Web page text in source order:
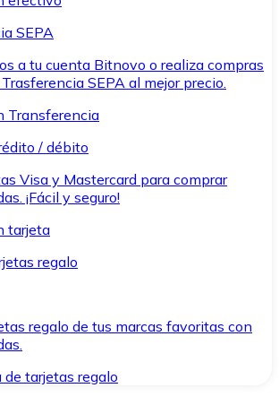
SEPA
a tu cuenta Bitnovo o realiza compras
SEPA al mejor precio.
Transferencia
/ débito
Visa y Mastercard para comprar
¡Fácil y seguro!
tarjeta
regalo
regalo de tus marcas favoritas con
de tarjetas regalo